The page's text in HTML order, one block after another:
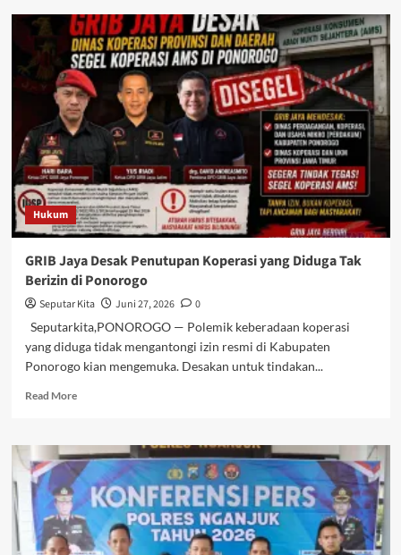
Sat
Tipikor
Polrestabes
Surabaya
Tegaskan
Penanganan
Kasus
Penarikan
Kabel
Dilakukan
Secara
Profesional
Hukum
GRIB Jaya Desak Penutupan Koperasi yang Diduga Tak
Berizin di Ponorogo
Seputar Kita Juni 27, 2026
0
Seputarkita,PONOROGO — Polemik keberadaan koperasi
yang diduga tidak mengantongi izin resmi di Kabupaten
Ponorogo kian mengemuka. Desakan untuk tindakan...
Read MoreRead
GRIB
Jaya
Desak
Penutupan
Koperasi
yang
Diduga